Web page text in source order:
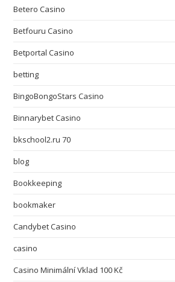
Betero Casino
Betfouru Casino
Betportal Casino
betting
BingoBongoStars Casino
Binnarybet Casino
bkschool2.ru 70
blog
Bookkeeping
bookmaker
Candybet Casino
casino
Casino Minimální Vklad 100 Kč